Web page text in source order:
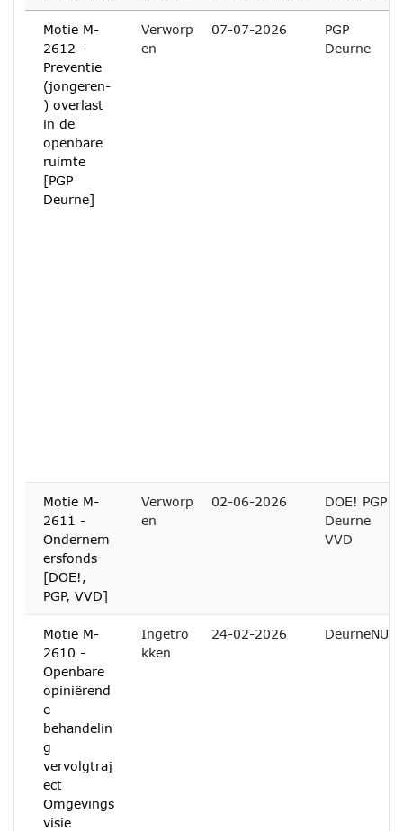
Motie M-
2612 -
Preventie
(jongeren-
) overlast
in de
openbare
ruimte
[PGP
Deurne]
Verworp
en
07-07-2026
PGP
Deurne
Motie M-
2611 -
Ondernem
ersfonds
[DOE!,
PGP, VVD]
Verworp
en
02-06-2026
DOE! PGP
Deurne
VVD
Motie M-
2610 -
Openbare
opiniërend
e
behandelin
g
vervolgtraj
ect
Omgevings
visie
Ingetro
kken
24-02-2026 DeurneNU